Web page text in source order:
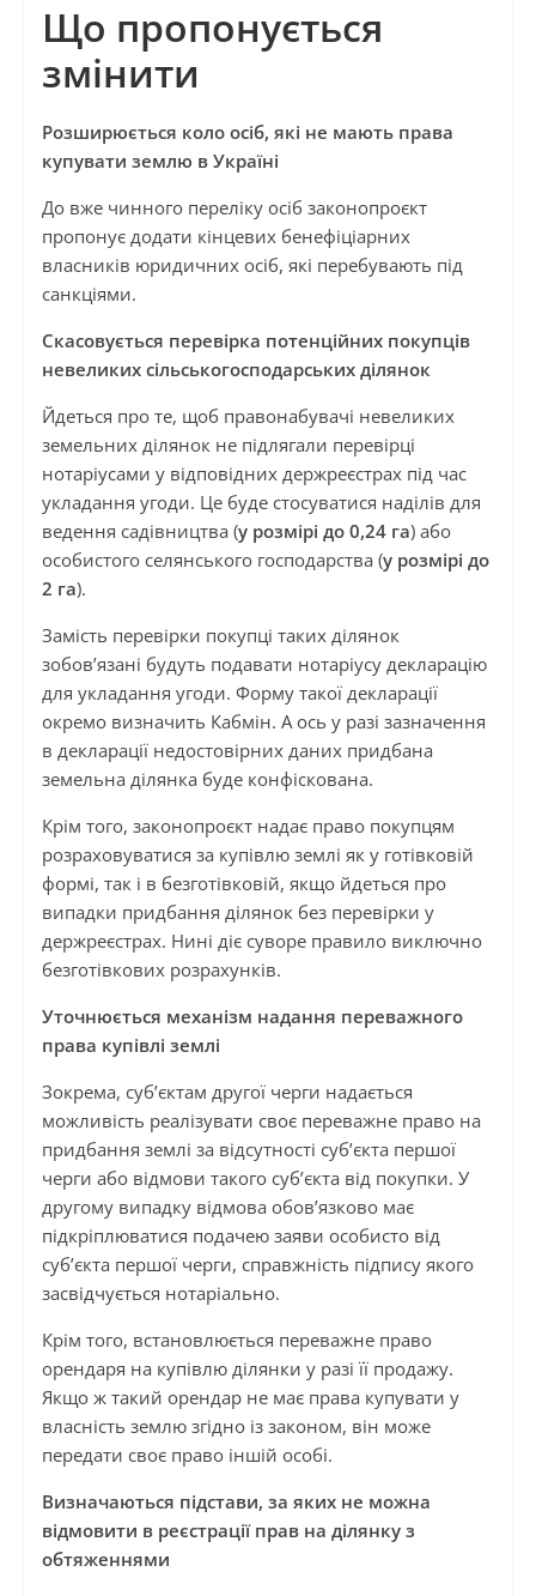
Що пропонується
змінити
Розширюється коло осіб, які не мають права
купувати землю в Україні
До вже чинного переліку осіб законопроєкт
пропонує додати кінцевих бенефіціарних
власників юридичних осіб, які перебувають під
санкціями.
Скасовується перевірка потенційних покупців
невеликих сільськогосподарських ділянок
Йдеться про те, щоб правонабувачі невеликих
земельних ділянок не підлягали перевірці
нотаріусами у відповідних держреєстрах під час
укладання угоди. Це буде стосуватися наділів для
ведення садівництва (у розмірі до 0,24 га) або
особистого селянського господарства (у розмірі до
2 га).
Замість перевірки покупці таких ділянок
зобов’язані будуть подавати нотаріусу декларацію
для укладання угоди. Форму такої декларації
окремо визначить Кабмін. А ось у разі зазначення
в декларації недостовірних даних придбана
земельна ділянка буде конфіскована.
Крім того, законопроєкт надає право покупцям
розраховуватися за купівлю землі як у готівковій
формі, так і в безготівковій, якщо йдеться про
випадки придбання ділянок без перевірки у
держреєстрах. Нині діє суворе правило виключно
безготівкових розрахунків.
Уточнюється механізм надання переважного
права купівлі землі
Зокрема, суб’єктам другої черги надається
можливість реалізувати своє переважне право на
придбання землі за відсутності суб’єкта першої
черги або відмови такого суб’єкта від покупки. У
другому випадку відмова обов’язково має
підкріплюватися подачею заяви особисто від
суб’єкта першої черги, справжність підпису якого
засвідчується нотаріально.
Крім того, встановлюється переважне право
орендаря на купівлю ділянки у разі її продажу.
Якщо ж такий орендар не має права купувати у
власність землю згідно із законом, він може
передати своє право іншій особі.
Визначаються підстави, за яких не можна
відмовити в реєстрації прав на ділянку з
обтяженнями